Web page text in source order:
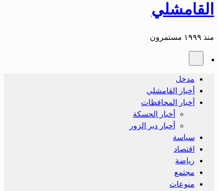
القامشلي
منذ ١٩٩٩ مستمرون
مدخل
أخبار القامشلي
أخبار المحافظات
أخبار الحسكة
أحبار دير الزور
سياسة
اقتصاد
رياضة
مجتمع
منوعات